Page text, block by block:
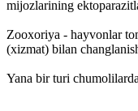
mijozlarining
Zooxoriya - hayvonlar
(xizmat) bilan
Yana bir turi